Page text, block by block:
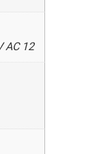
12 V DC, 24V DC, 120 V AC یا 240 V AC